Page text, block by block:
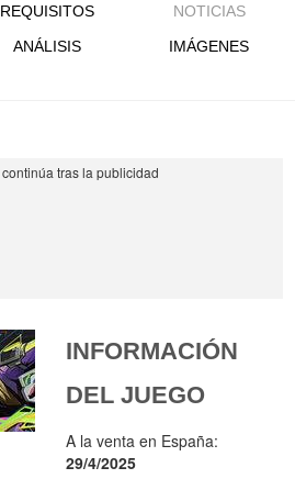
REQUISITOS
NOTICIAS
ANÁLISIS
IMÁGENES
INFORMACIÓN
DEL JUEGO
A la venta en España:
29/4/2025